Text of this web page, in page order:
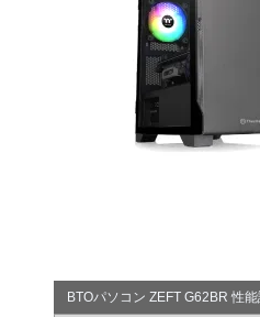
BTOパソコン ZEFT G62BR 性